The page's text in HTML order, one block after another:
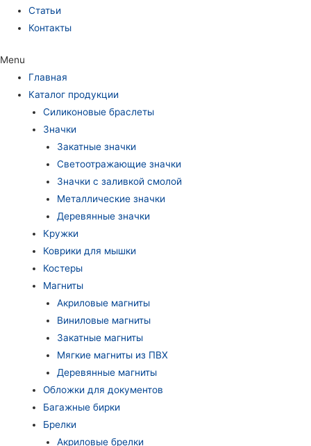
Статьи
Контакты
Menu
Главная
Каталог продукции
Силиконовые браслеты
Значки
Закатные значки
Светоотражающие значки
Значки с заливкой смолой
Металлические значки
Деревянные значки
Кружки
Коврики для мышки
Костеры
Магниты
Акриловые магниты
Виниловые магниты
Закатные магниты
Мягкие магниты из ПВХ
Деревянные магниты
Обложки для документов
Багажные бирки
Брелки
Акриловые брелки